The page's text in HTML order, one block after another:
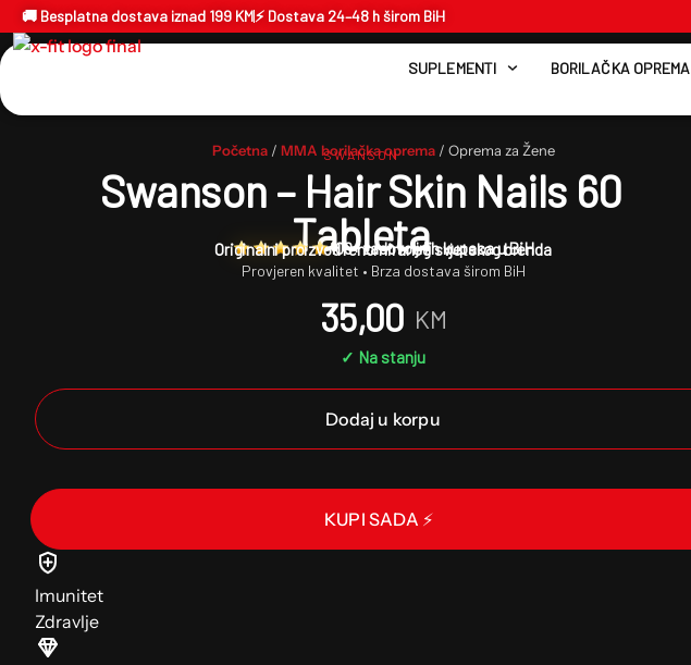
🚚 Besplatna dostava iznad 199 KM⚡ Dostava 24–48 h širom BiH
SUPLEMENTI BORILAČKA OPREMA
Početna/ MMA borilačka oprema/ Oprema za Žene
SWANSON
Swanson – Hair Skin Nails 60
Tableta
109+ zadovoljnih kupaca u BiH
Originalni proizvod renomiranog svjetskog brenda
Provjeren kvalitet • Brza dostava širom BiH
35,00 KM
✓ Na stanju
Dodaj u korpu
KUPI SADA ⚡
Imunitet
Zdravlje